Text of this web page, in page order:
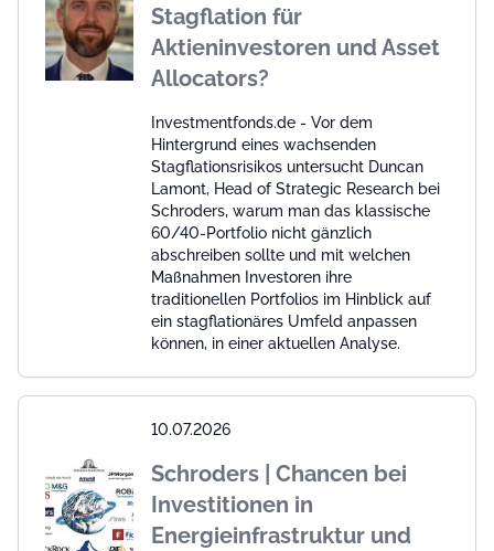
Stagflation für
Aktieninvestoren und Asset
Allocators?
Investmentfonds.de - Vor dem
Hintergrund eines wachsenden
Stagflationsrisikos untersucht Duncan
Lamont, Head of Strategic Research bei
Schroders, warum man das klassische
60/40-Portfolio nicht gänzlich
abschreiben sollte und mit welchen
Maßnahmen Investoren ihre
traditionellen Portfolios im Hinblick auf
ein stagflationäres Umfeld anpassen
können, in einer aktuellen Analyse.
10.07.2026
Schroders | Chancen bei
Investitionen in
Energieinfrastruktur und